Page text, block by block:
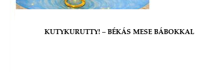
KUTYKURUTTY! – BÉKÁS MESE BÁBOKKAL